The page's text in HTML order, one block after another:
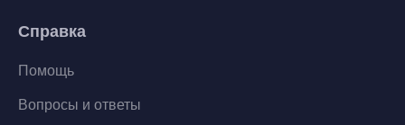
Справка
Помощь
Вопросы и ответы